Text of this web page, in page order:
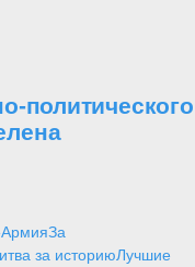
политического
АрмияЗа
за историюЛучшие